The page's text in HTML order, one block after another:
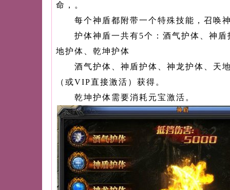
命，。
每个神盾都附带一个特殊技能，召唤
护体神盾一共有5个：酒气护体、神盾
地护体、乾坤护体
酒气护体、神盾护体、神龙护体、天
（或VIP直接激活）获得。
乾坤护体需要消耗元宝激活。